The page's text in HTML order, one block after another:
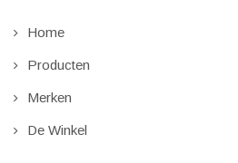
Home
Producten
Merken
De Winkel